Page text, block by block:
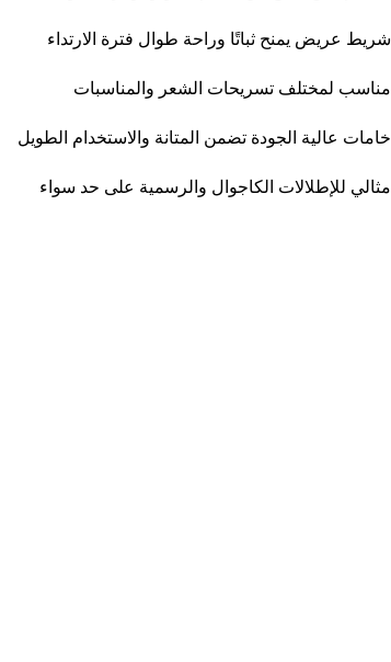
شريط عريض يمنح ثباتًا وراحة طوال فترة الارتداء
مناسب لمختلف تسريحات الشعر والمناسبات
خامات عالية الجودة تضمن المتانة والاستخدام الطويل
مثالي للإطلالات الكاجوال والرسمية على حد سواء